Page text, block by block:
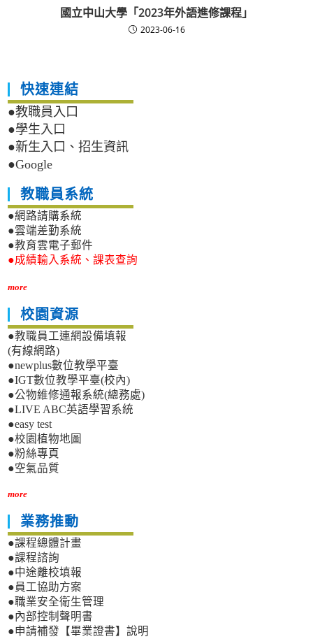
國立中山大學「2023年外語進修課程」
2023-06-16
快速連結
●教職員入口
●學生入口
●新生入口、招生資訊
●Google
教職員系統
●網路請購系統
●雲端差勤系統
●教育雲電子郵件
●成績輸入系統、課表查詢
more
校園資源
●教職員工連網設備填報
(有線網路)
●newplus數位教學平臺
●IGT數位教學平臺(校內)
●公物維修通報系統(總務處)
●LIVE ABC英語學習系統
●easy test
●校園植物地圖
●粉絲專頁
●空氣品質
more
業務推動
●課程總體計畫
●課程諮詢
●中途離校填報
●員工協助方案
●職業安全衛生管理
●內部控制聲明書
●申請補發【畢業證書】說明